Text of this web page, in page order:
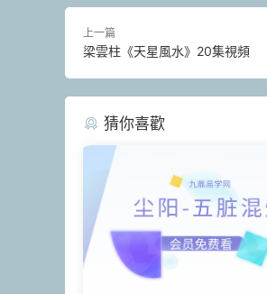
上一篇
梁雲柱《天星風水》20集視頻
猜你喜歡